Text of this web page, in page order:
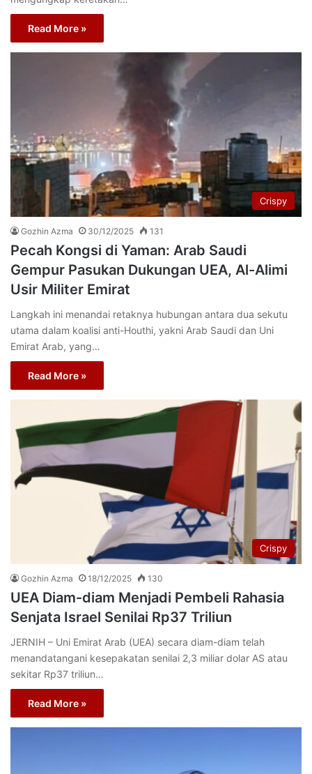
Read More »
Crispy
Gozhin Azma 30/12/2025 131
Pecah Kongsi di Yaman: Arab Saudi
Gempur Pasukan Dukungan UEA, Al-Alimi
Usir Militer Emirat
Langkah ini menandai retaknya hubungan antara dua sekutu
utama dalam koalisi anti-Houthi, yakni Arab Saudi dan Uni
Emirat Arab, yang…
Read More »
Crispy
Gozhin Azma 18/12/2025 130
UEA Diam-diam Menjadi Pembeli Rahasia
Senjata Israel Senilai Rp37 Triliun
JERNIH – Uni Emirat Arab (UEA) secara diam-diam telah
menandatangani kesepakatan senilai 2,3 miliar dolar AS atau
sekitar Rp37 triliun…
Read More »